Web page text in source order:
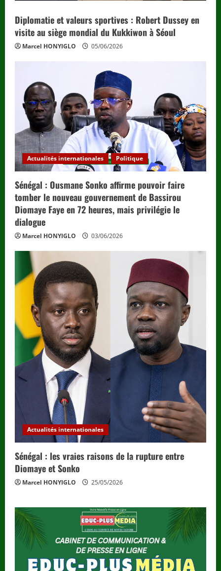
Diplomatie et valeurs sportives : Robert Dussey en
visite au siège mondial du Kukkiwon à Séoul
Marcel HONYIGLO 05/06/2026
Actualités internationales Politique
Sénégal : Ousmane Sonko affirme pouvoir faire
tomber le nouveau gouvernement de Bassirou
Diomaye Faye en 72 heures, mais privilégie le
dialogue
Marcel HONYIGLO 03/06/2026
Actualités internationales
Sénégal : les vraies raisons de la rupture entre
Diomaye et Sonko
Marcel HONYIGLO 25/05/2026